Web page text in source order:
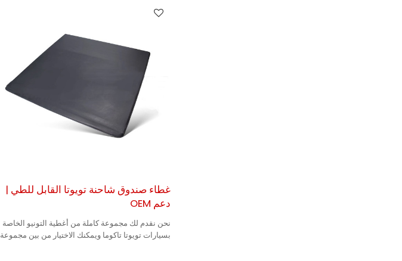
غطاء صندوق شاحنة تويوتا القابل للطي |
دعم OEM
نحن نقدم لك مجموعة كاملة من أغطية التونيو الخاصة
بسيارات تويوتا تاكوما ويمكنك الاختيار من بين مجموعة